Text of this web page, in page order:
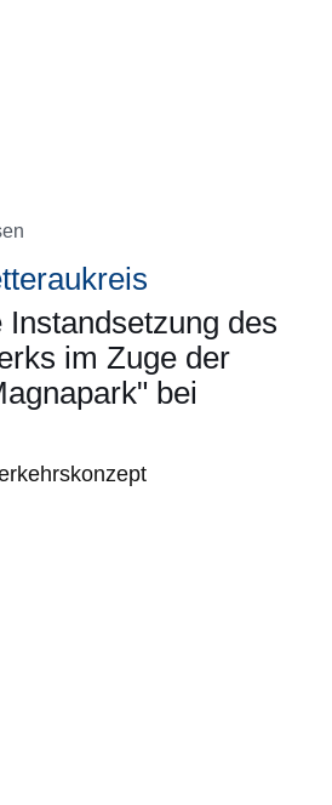
des
im Zuge der
bei